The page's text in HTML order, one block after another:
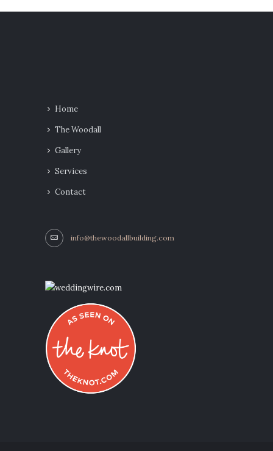
Home
The Woodall
Gallery
Services
Contact
info@thewoodallbuilding.com